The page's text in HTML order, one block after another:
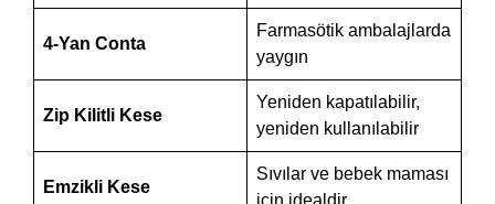
4-Yan Conta
Farmasötik ambalajlarda
yaygın
Zip Kilitli Kese
Yeniden kapatılabilir,
yeniden kullanılabilir
Emzikli Kese
Sıvılar ve bebek maması